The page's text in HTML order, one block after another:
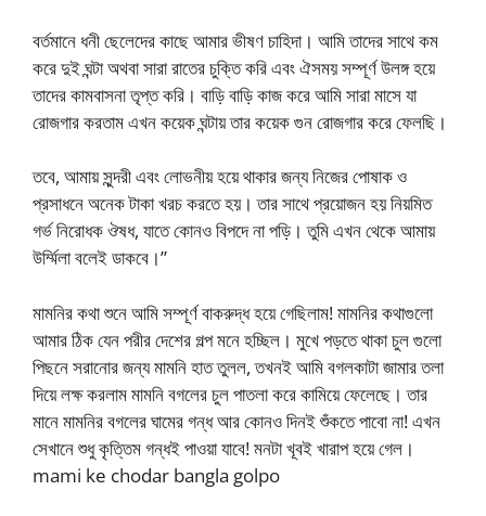
বর্তমানে ধনী ছেলেদের কাছে আমার ভীষণ চাহিদা। আমি তাদের সাথে কম
করে দুই ঘন্টা অথবা সারা রাতের চুক্তি করি এবং ঐসময় সম্পূর্ণ উলঙ্গ হয়ে
তাদের কামবাসনা তৃপ্ত করি। বাড়ি বাড়ি কাজ করে আমি সারা মাসে যা
রোজগার করতাম এখন কয়েক ঘন্টায় তার কয়েক গুন রোজগার করে ফেলছি।
তবে, আমায় সুন্দরী এবং লোভনীয় হয়ে থাকার জন্য নিজের পোষাক ও
প্রসাধনে অনেক টাকা খরচ করতে হয়। তার সাথে প্রয়োজন হয় নিয়মিত
গর্ভ নিরোধক ঔষধ, যাতে কোনও বিপদে না পড়ি। তুমি এখন থেকে আমায়
উর্ম্মিলা বলেই ডাকবে।”
মামনির কথা শুনে আমি সম্পূর্ণ বাকরুদ্ধ হয়ে গেছিলাম! মামনির কথাগুলো
আমার ঠিক যেন পরীর দেশের গল্প মনে হচ্ছিল। মুখে পড়তে থাকা চুল গুলো
পিছনে সরানোর জন্য মামনি হাত তুলল, তখনই আমি বগলকাটা জামার তলা
দিয়ে লক্ষ করলাম মামনি বগলের চুল পাতলা করে কামিয়ে ফেলেছে। তার
মানে মামনির বগলের ঘামের গন্ধ আর কোনও দিনই শুঁকতে পাবো না! এখন
সেখানে শুধু কৃত্তিম গন্ধই পাওয়া যাবে! মনটা খূবই খারাপ হয়ে গেল।
mami ke chodar bangla golpo